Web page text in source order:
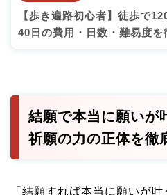
【歩き遍路初心者】徒歩で
40日の費用・日数・難易度を
結願で本当に願いが
祈願の力の正体を徹
「結願すれば本当に願いが